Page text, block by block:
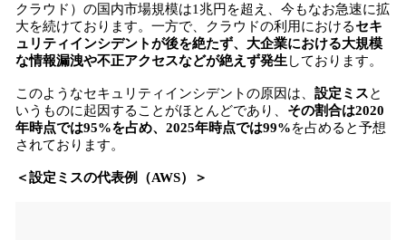
クラウド）の国内市場規模は1兆円を超え、今もなお急速に拡
大を続けております。一方で、クラウドの利用におけるセキ
ュリティインシデントが後を絶たず、大企業における大規模
な情報漏洩や不正アクセスなどが絶えず発生 しております。
このようなセキュリティインシデントの原因は、 設定ミスと
いうものに起因することがほとんどであり、 その割合は2020
年時点では95%を占め、2025年時点では99%を占めると予想
されております。
＜設定ミスの代表例（AWS）＞